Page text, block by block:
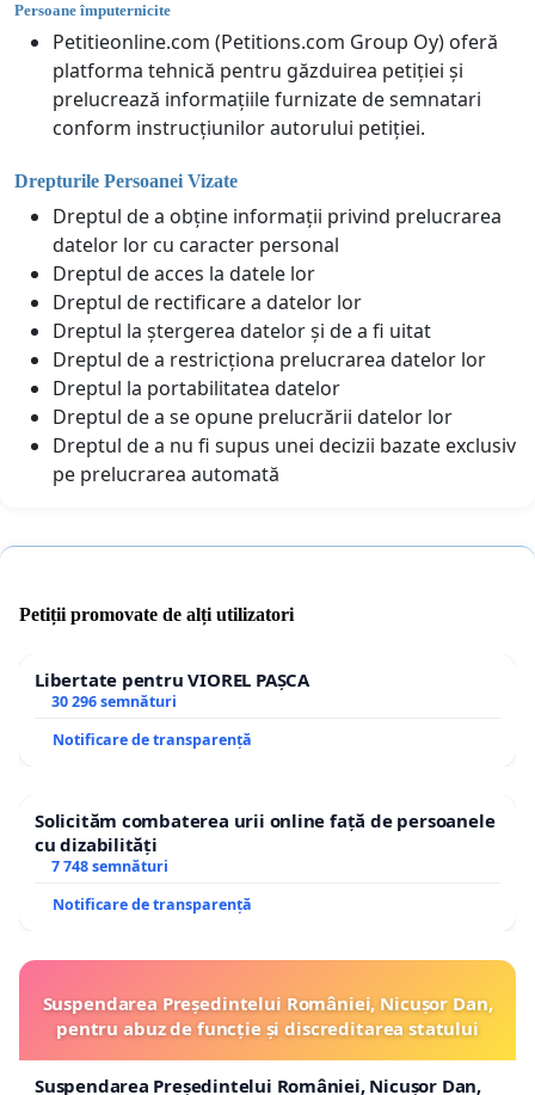
Persoane împuternicite
Petitieonline.com (Petitions.com Group Oy) oferă
platforma tehnică pentru găzduirea petiției și
prelucrează informațiile furnizate de semnatari
conform instrucțiunilor autorului petiției.
Drepturile Persoanei Vizate
Dreptul de a obține informații privind prelucrarea
datelor lor cu caracter personal
Dreptul de acces la datele lor
Dreptul de rectificare a datelor lor
Dreptul la ștergerea datelor și de a fi uitat
Dreptul de a restricționa prelucrarea datelor lor
Dreptul la portabilitatea datelor
Dreptul de a se opune prelucrării datelor lor
Dreptul de a nu fi supus unei decizii bazate exclusiv
pe prelucrarea automată
Petiții promovate de alți utilizatori
Libertate pentru VIOREL PAȘCA
30 296 semnături
Notificare de transparență
Solicităm combaterea urii online față de persoanele
cu dizabilități
7 748 semnături
Notificare de transparență
Suspendarea Președintelui României, Nicușor Dan,
pentru abuz de funcție și discreditarea statului
Suspendarea Președintelui României, Nicușor Dan,